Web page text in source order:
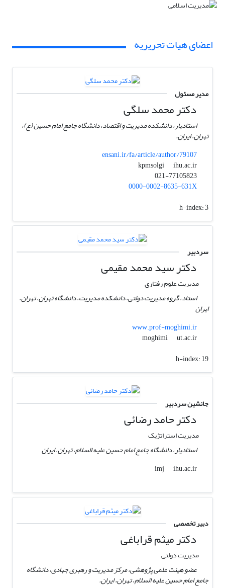
اعضای هیات تحریریه
مدیر مسئول
دکتر محمد سلگی
استادیار، دانشکده مدیریت و اقتصاد، دانشگاه جامع امام حسین (ع)،
تهران، ایران.
ensani.ir/fa/article/author/79107
kpmsolgi
ihu.ac.ir
021-77105823
0000-0002-8635-631X
h-index:3
سردبیر
دکتر سید محمد مقیمی
مدیریت علوم رفتاری
استاد، گروه مدیریت دولتی، دانشکده مدیریت، دانشگاه تهران، تهران،
ایران
www.prof-moghimi.ir
moghimi
ut.ac.ir
h-index:19
جانشین سردبیر
دکتر حامد رضائی
مدیریت استراتژیک
استادیار، دانشگاه جامع امام حسین علیه السلام، تهران، ایران
imj
ihu.ac.ir
دبیر تخصصی
دکتر میثم قراباغی
مدیریت دولتی
عضو هیئت علمی پژوهشی، مرکز مدیریت و رهبری جهادی، دانشگاه
جامع امام حسین علیه السلام، تهران، ایران.